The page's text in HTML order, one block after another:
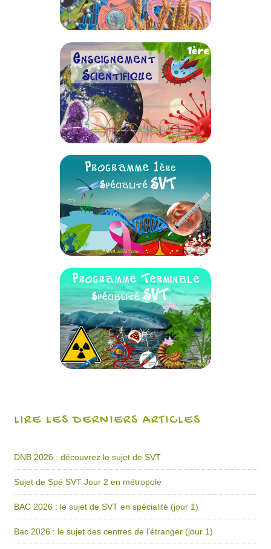
LIRE LES DERNIERS ARTICLES
DNB 2026 : découvrez le sujet de SVT
Sujet de Spé SVT Jour 2 en métropole
BAC 2026 : le sujet de SVT en spécialité (jour 1)
Bac 2026 : le sujet des centres de l’étranger (jour 1)